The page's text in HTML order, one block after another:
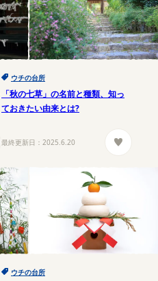
ウチの台所
「秋の七草」の名前と種類、知っ
ておきたい由来とは?
最終更新日： 2025.6.20
ウチの台所